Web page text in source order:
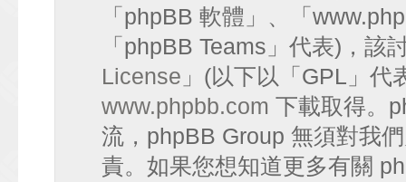
「phpBB 軟體」、「
「phpBB Teams」代表)，該
License 」(以下以「GPL」代
www.phpbb.com 下載取得。
流，phpBB Group 無須對我
責。如果您想知道更多有關